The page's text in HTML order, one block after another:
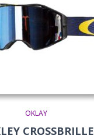
OKLAY
CROSSBRILLE